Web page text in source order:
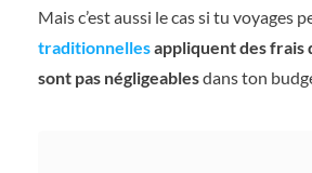
Mais c’est aussi le cas si tu voyages
traditionnellesappliquent des frais
sont pas négligeablesdans ton